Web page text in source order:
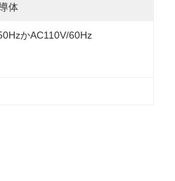
体
かAC110V/60Hz